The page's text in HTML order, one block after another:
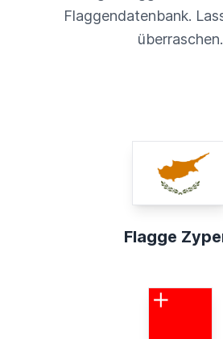
Flaggendatenbank.
überraschen.
Flagge